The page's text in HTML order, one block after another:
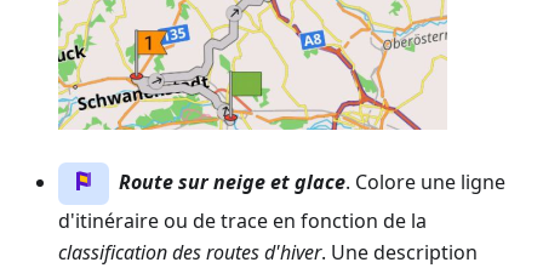
Route sur neige et glace. Colore une ligne
d'itinéraire ou de trace en fonction de la
classification des routes d'hiver. Une description